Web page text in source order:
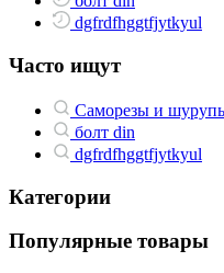
dgfrdfhggtfjytkyul
Часто ищут
Саморезы и
болт din
dgfrdfhggtfjytkyul
Категории
Популярные товары